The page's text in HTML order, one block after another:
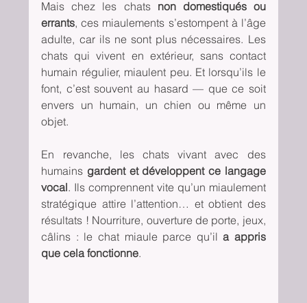
Mais chez les chats non domestiqués ou
errants, ces miaulements s’estompent à l’âge
adulte, car ils ne sont plus nécessaires. Les
chats qui vivent en extérieur, sans contact
humain régulier, miaulent peu. Et lorsqu’ils le
font, c’est souvent au hasard — que ce soit
envers un humain, un chien ou même un
objet.
En revanche, les chats vivant avec des
humains gardent et développent ce langage
vocal. Ils comprennent vite qu’un miaulement
stratégique attire l’attention… et obtient des
résultats ! Nourriture, ouverture de porte, jeux,
câlins : le chat miaule parce qu’il a appris
que cela fonctionne.